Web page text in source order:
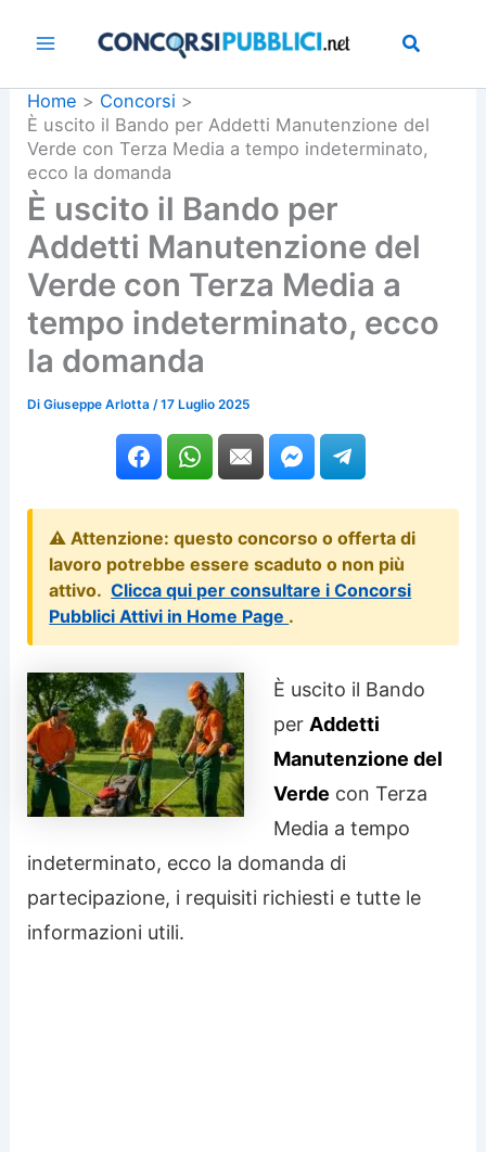
Home
Concorsi
È uscito il Bando per Addetti Manutenzione del
Verde con Terza Media a tempo indeterminato,
ecco la domanda
È uscito il Bando per
Addetti Manutenzione del
Verde con Terza Media a
tempo indeterminato, ecco
la domanda
DiGiuseppe Arlotta /17 Luglio 2025
⚠️ Attenzione: questo concorso o offerta di
lavoro potrebbe essere scaduto o non più
attivo. Clicca qui per consultare i Concorsi
Pubblici Attivi in Home Page .
È uscito il Bando
per Addetti
Manutenzione del
Verde con Terza
Media a tempo
indeterminato, ecco la domanda di
partecipazione, i requisiti richiesti e tutte le
informazioni utili.